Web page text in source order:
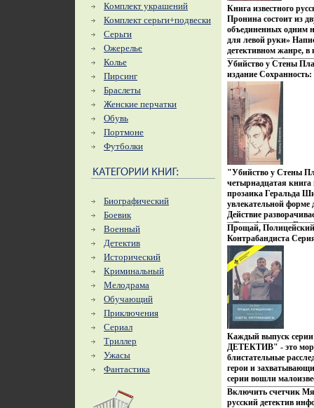
Комплект украшений
Комплект серьги+подвески
Серьги
Ожерелье
Колье
Пирсинг
Браслеты
Женские перчатки
Обувь
Портмоне
Футболки
Биографический
Боевик
Военный
Детектив
Исторический
Криминальный
Мелодрама
Обучающий
Приключения
Сериал
Триллер
Ужасы
Фантастика
Книга известного
Пронина состоит из
объединенных одним
для левой руки»
детективном жанре, в
проявил себя
получил признание
Сегодня книги
Нью-Йорке и
всех странах
Детективы писателя
отличает
знание
светлых, и самых
Напряженный
превращения,
умение подняться
жизнь с улыбкой
эти качества
произведений
вошли романы:
запела свирель
Виктор Пронин.
Убийство у Стены
издание
Edition va bene, 2000
стр ISBN 5-88485-
Формат: 84x108/32
"Убийство у Стены
четырнадцатая книга
прозаика Геральда
увлекательной форме
Действие
в Тель-Авиве, на
вот уже много, лет не
переговоры о мире
безрезультатными
тоннеля? Возможно,
вопросов, ответы на
журвмиарналистка,
арабская, так и
Г Шишковица
странах В 1992 году
"Пунтигам, или
"Убийство у Стены
публикация
Геральд Шишковиц.
Прощай,
Контрабандиста
инфо 1843x.
Каждый выпуск
ДЕТЕКТИВ" - это
блистательные
герои и
серии вошли
признанных
Авторы Раф Валле
Включить счетчик
русский детектив